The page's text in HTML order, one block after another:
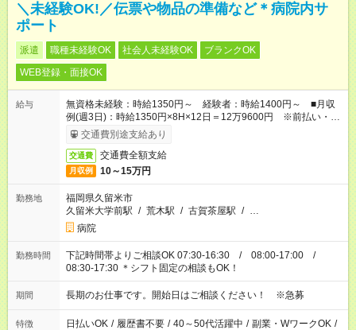
＼未経験OK!／伝票や物品の準備など＊病院内サ
ポート
派遣 職種未経験OK 社会人未経験OK
ブランクOK
WEB登録・面接OK
給与
無資格未経験：時給1350円～ 経験者：時給1400円～ ■月収
例(週3日)：時給1350円×8H×12日＝12万9600円 ※前払い・日
払い・週払いOK
交通費別途支給あり
交通費 交通費全額支給
月収例 10～15万円
勤務地
福岡県久留米市
久留米大学前駅 / 荒木駅 / 古賀茶屋駅 / …
病院
勤務時間
下記時間帯よりご相談OK 07:30-16:30 / 08:00-17:00 /
08:30-17:30 ＊シフト固定の相談もOK！
期間 長期のお仕事です。開始日はご相談ください！ ※急募
特徴 日払いOK / 履歴書不要 / 40～50代活躍中 / 副業・WワークOK /